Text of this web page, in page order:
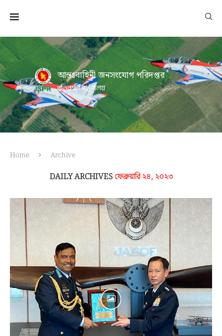
আন্তঃবাহিনী জনসংযোগ পরিদপ্তর
প্রতিরক্ষা মন্ত্রণালয়
Home Archive
DAILY ARCHIVES ফেব্রুয়ারি ২৪, ২০২৩